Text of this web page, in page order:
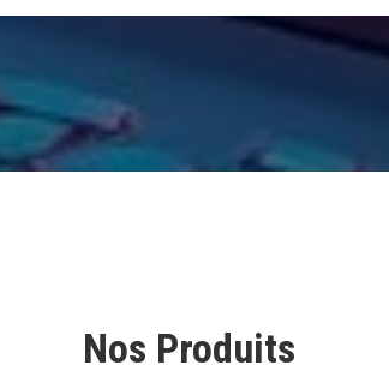
Nos Produits